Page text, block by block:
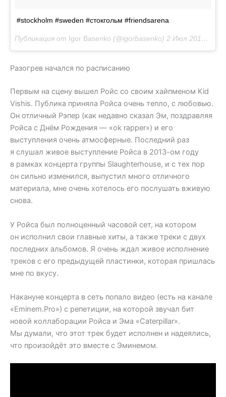
#stockholm #sweden #стокгольм #friendsarena
Публикация от Igor Basenko (@igorbasenko) 2 Июл 2018 в 10:02 PDT
Разогрев начался по расписанию
Первым на сцену вышел Ройс со своим хайпменом Kid
Vishis. Публика приняла Ройса очень тепло, с любовью.
Он отличный Рэпер (как недавно сказал Эм, поздравляя
Ройса с Днём Рождения — «ok rapper») и его
выступления очень атмосферные. Последний раз
я слушал живое выступление Ройса в 2013-ом году
в рамках концерта группы Slaughterhouse, и с тех пор
он сильно изменился, выпустил много отличного
материала, мне очень хотелось его послушать вживую
снова.
У Ройса был полноценный часовой сет, на котором
он исполнил свои главные хиты, а также треки с двух
последних альбомов. Я очень ждал живое исполнение
треков с его предыдущей пластинки, которая пришлась
мне по вкусу.
Накануне концерта в сеть попало видео (есть на канале
«Eminem.Pro») с репетиции, на которой звучал бит
новой коллаборации Ройса и Эма «Caterpillar».
Мы думали, что этот трек будет исполнен и надеялись,
что произойдёт это вместе с Эминемом.